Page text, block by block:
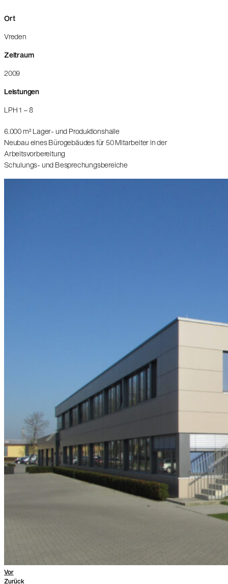
Ort
Vreden
Zeitraum
2009
Leistungen
LPH 1 – 8
6.000 m² Lager- und Produktionshalle
Neubau eines Bürogebäudes für 50 Mitarbeiter in der
Arbeitsvorbereitung
Schulungs- und Besprechungsbereiche
Vor
Zurück